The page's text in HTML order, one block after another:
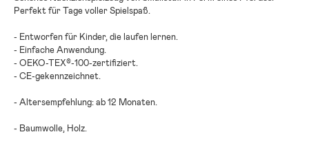
Perfekt für Tage voller Spielspaß.
- Entworfen für Kinder, die laufen lernen.
- Einfache Anwendung.
- OEKO-TEX®-100-zertifiziert.
- CE-gekennzeichnet.
- Altersempfehlung: ab 12 Monaten.
- Baumwolle, Holz.